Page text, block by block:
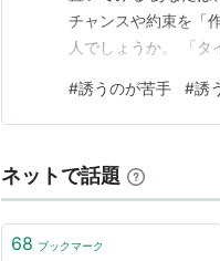
チャンスや約束を「
人でしょうか。 「タ
かける。 大げさかも
ね。 一方で、「タ
#誘うのが苦手 #誘
ネットで話題
68 ブックマーク